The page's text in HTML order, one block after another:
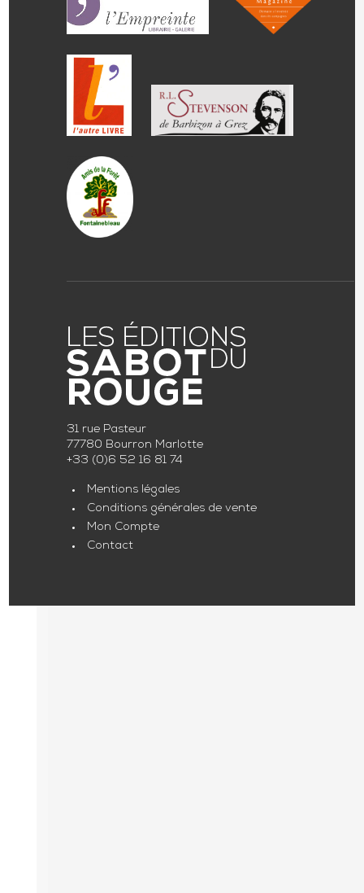
31 rue Pasteur
77780 Bourron Marlotte
+33 (0)6 52 16 81 74
Mentions légales
Conditions générales de vente
Mon Compte
Contact